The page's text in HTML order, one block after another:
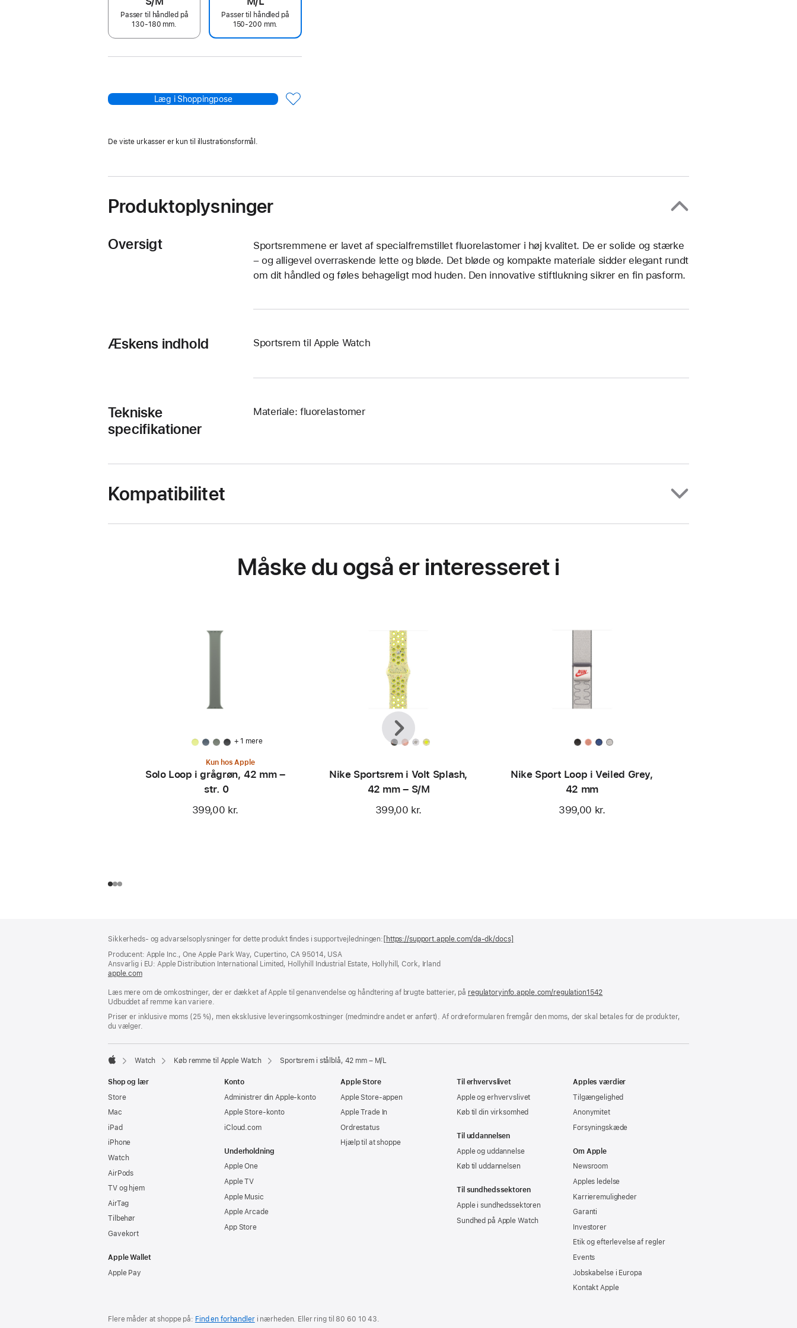
Passer til håndled på
130-180 mm.
Passer til håndled på
150-200 mm.
Læg i Shoppingpose
De viste urkasser er kun til illustrationsformål.
Produktoplysninger
Oversigt
Sportsremmene er lavet af specialfremstillet fluorelastomer i høj kvalitet. De er solide og stærke
– og alligevel overraskende lette og bløde. Det bløde og kompakte materiale sidder elegant rundt
om dit håndled og føles behageligt mod huden. Den innovative stiftlukning sikrer en fin pasform.
Æskens indhold Sportsrem til Apple Watch
Tekniske
specifikationer
Materiale: fluorelastomer
Kompatibilitet
Måske du også er interesseret i
+ 1 mere
Kun hos Apple
Solo Loop i grågrøn, 42 mm –
str. 0
399,00 kr.
Nike Sportsrem i Volt Splash,
42 mm – S/M
399,00 kr.
Nike Sport Loop i Veiled Grey,
42 mm
399,00 kr.
Forrige
Næste
Sikkerheds- og advarselsoplysninger for dette produkt findes i supportvejledningen: [https://support.apple.com/da-dk/docs]
Producent: Apple Inc., One Apple Park Way, Cupertino, CA 95014, USA
Ansvarlig i EU: Apple Distribution International Limited, Hollyhill Industrial Estate, Hollyhill, Cork, Irland
apple.com(åbner
et
nyt
vindue)
Læs mere om de omkostninger, der er dækket af Apple til genanvendelse og håndtering af brugte batterier, på regulatoryinfo.apple.com/regulation1542
nyt
Udbuddet af remme kan variere.
Priser er inklusive moms (25 %), men eksklusive leveringsomkostninger (medmindre andet er anført). Af ordreformularen fremgår den moms, der skal betales for de produkter,
du vælger.
Watch Køb remme til Apple Watch Sportsrem i stålblå, 42 mm – M/L
Shop og lær
Store
Mac
iPad
iPhone
Watch
AirPods
TV og hjem
AirTag
Tilbehør
Gavekort
Apple Wallet
Apple Pay
Konto
Administrer din Apple-konto
Apple Store-konto
iCloud.com
Underholdning
Apple One
Apple TV
Apple Music
Apple Arcade
App Store
Apple Store
Apple Store-appen
Apple Trade In
Ordrestatus
Hjælp til at shoppe
Til erhvervslivet
Apple og erhvervslivet
Køb til din virksomhed
Til uddannelsen
Apple og uddannelse
Køb til uddannelsen
Til sundhedssektoren
Apple i sundhedssektoren
Sundhed på Apple Watch
Apples værdier
Tilgængelighed
Anonymitet
Forsyningskæde
Om Apple
Newsroom
Apples ledelse
Karrieremuligheder
Garanti
Investorer
Etik og efterlevelse af regler
Events
Jobskabelse i Europa
Kontakt Apple
Flere måder at shoppe på: Find en forhandleri nærheden. Eller ring til80 60 10 43.